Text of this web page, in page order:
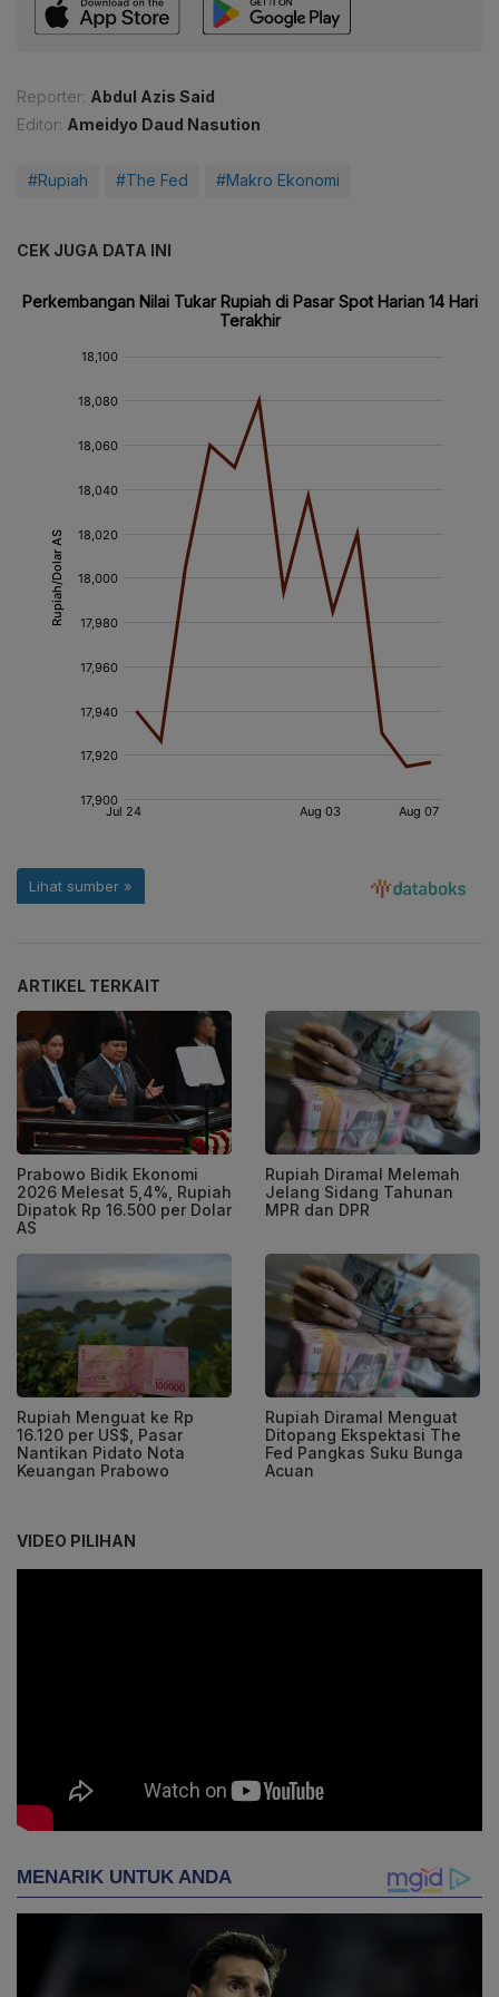
Reporter: Abdul Azis Said
Editor: Ameidyo Daud Nasution
#Rupiah #The Fed #Makro Ekonomi
CEK JUGA DATA INI
ARTIKEL TERKAIT
Prabowo Bidik Ekonomi
2026 Melesat 5,4%, Rupiah
Dipatok Rp 16.500 per Dolar
AS
Rupiah Diramal Melemah
Jelang Sidang Tahunan
MPR dan DPR
Rupiah Menguat ke Rp
16.120 per US$, Pasar
Nantikan Pidato Nota
Keuangan Prabowo
Rupiah Diramal Menguat
Ditopang Ekspektasi The
Fed Pangkas Suku Bunga
Acuan
VIDEO PILIHAN